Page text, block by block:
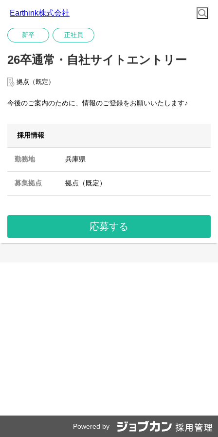
Earthink株式会社
新卒 正社員
26卒通常・自社サイトエントリー
拠点（既定）
今後のご案内のために、情報のご登録をお願いいたします♪
採用情報
勤務地 兵庫県
募集拠点 拠点（既定）
応募する
Powered by